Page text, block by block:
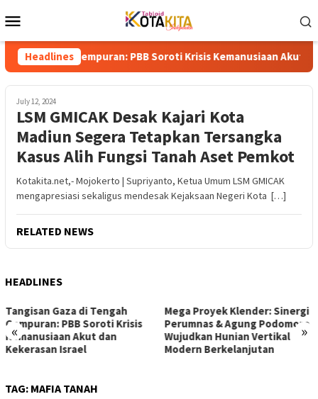
to
Menu
Headlines
Gempuran: PBB Soroti Krisis Kemanusiaan Akut dan
July 12, 2024
LSM GMICAK Desak Kajari Kota
Madiun Segera Tetapkan Tersangka
Kasus Alih Fungsi Tanah Aset Pemkot
Kotakita.net,- Mojokerto | Supriyanto, Ketua Umum LSM GMICAK
mengapresiasi sekaligus mendesak Kejaksaan Negeri Kota […]
RELATED NEWS
HEADLINES
« »
Mega Proyek Klender: Sinergi
Perumnas & Agung Podomoro
Wujudkan Hunian Vertikal
Modern Berkelanjutan
Dari Ambang Putus Sekolah
ke Gerbang Beasiswa: Kisah
Inspiratif Anna di Sekolah
Rakyat
TAG: MAFIA TANAH